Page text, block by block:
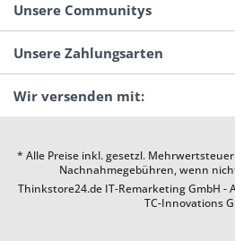
Unsere Communitys
Unsere Zahlungsarten
Wir versenden mit:
* Alle Preise inkl. gesetzl. Mehrwertsteuer
Nachnahmegebühren, wenn
Thinkstore24.de IT-Remarketing GmbH -
TC-Innovations